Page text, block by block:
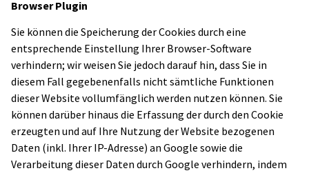
Browser Plugin
Sie können die Speicherung der Cookies durch eine
entsprechende Einstellung Ihrer Browser-Software
verhindern; wir weisen Sie jedoch darauf hin, dass Sie in
diesem Fall gegebenenfalls nicht sämtliche Funktionen
dieser Website vollumfänglich werden nutzen können. Sie
können darüber hinaus die Erfassung der durch den Cookie
erzeugten und auf Ihre Nutzung der Website bezogenen
Daten (inkl. Ihrer IP-Adresse) an Google sowie die
Verarbeitung dieser Daten durch Google verhindern, indem